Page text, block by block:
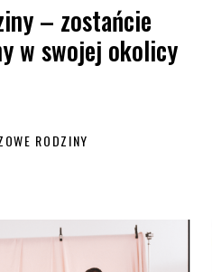
– zostańcie
w swojej okolicy
RODZINY